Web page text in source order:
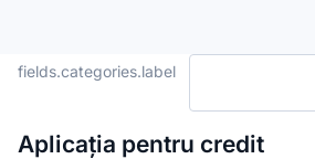
fields.categories.label
Aplicația pentru credit